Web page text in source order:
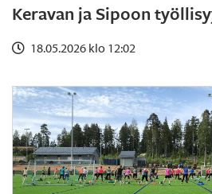
Keravan ja Sipoon
18.05.2026 klo 12:02